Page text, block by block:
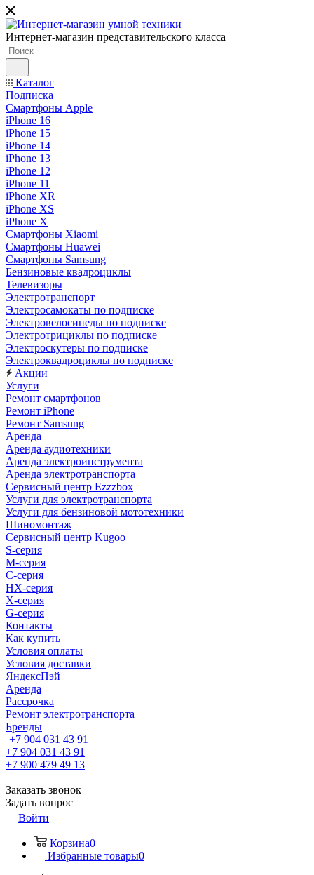
Интернет-магазин представительского класса
Каталог
Подписка
Смартфоны Apple
iPhone 16
iPhone 15
iPhone 14
iPhone 13
iPhone 12
iPhone 11
iPhone XR
iPhone XS
iPhone X
Смартфоны Xiaomi
Смартфоны Huawei
Смартфоны Samsung
Бензиновые квадроциклы
Телевизоры
Электротранспорт
Электросамокаты по подписке
Электровелосипеды по подписке
Электротрициклы по подписке
Электроскутеры по подписке
Электроквадроциклы по подписке
Акции
Услуги
Ремонт смартфонов
Ремонт iPhone
Ремонт Samsung
Аренда
Аренда аудиотехники
Аренда электроинструмента
Аренда электротранспорта
Сервисный центр Ezzzbox
Услуги для электротранспорта
Услуги для бензиновой мототехники
Шиномонтаж
Сервисный центр Kugoo
S-cерия
M-серия
С-серия
HX-серия
X-серия
G-серия
Контакты
Как купить
Условия оплаты
Условия доставки
ЯндексПэй
Аренда
Рассрочка
Ремонт электротранспорта
Бренды
+7 904 031 43 91
+7 904 031 43 91
+7 900 479 49 13
Заказать звонок
Задать вопрос
Войти
Корзина0
Избранные товары0